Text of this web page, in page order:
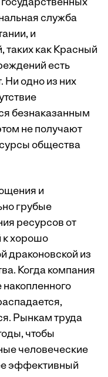
служба
и
таких как Красный
есть
Ни одно из них
безнаказанным
не получают
общества
и
грубые
ресурсов от
к хорошо
драконовской из
Когда компания
накопленного
Рынкам труда
чтобы
человеческие
эффективный